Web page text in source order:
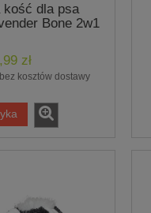
kość dla psa
Bone 2w1
zł
kosztów dostawy